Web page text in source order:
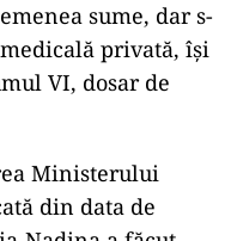
sume, dar s-
privată, își
VI, dosar de
Ministerului
din data de